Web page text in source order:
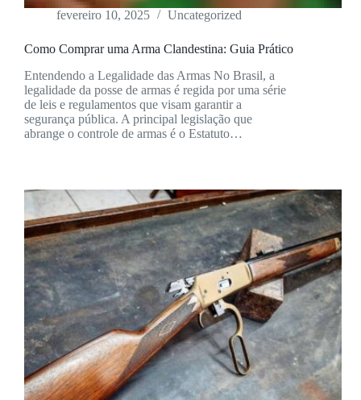
fevereiro 10, 2025 Uncategorized
Como Comprar uma Arma Clandestina: Guia Prático
Entendendo a Legalidade das Armas No Brasil, a
legalidade da posse de armas é regida por uma série
de leis e regulamentos que visam garantir a
segurança pública. A principal legislação que
abrange o controle de armas é o Estatuto…